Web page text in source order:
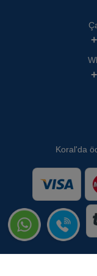
Koral'da